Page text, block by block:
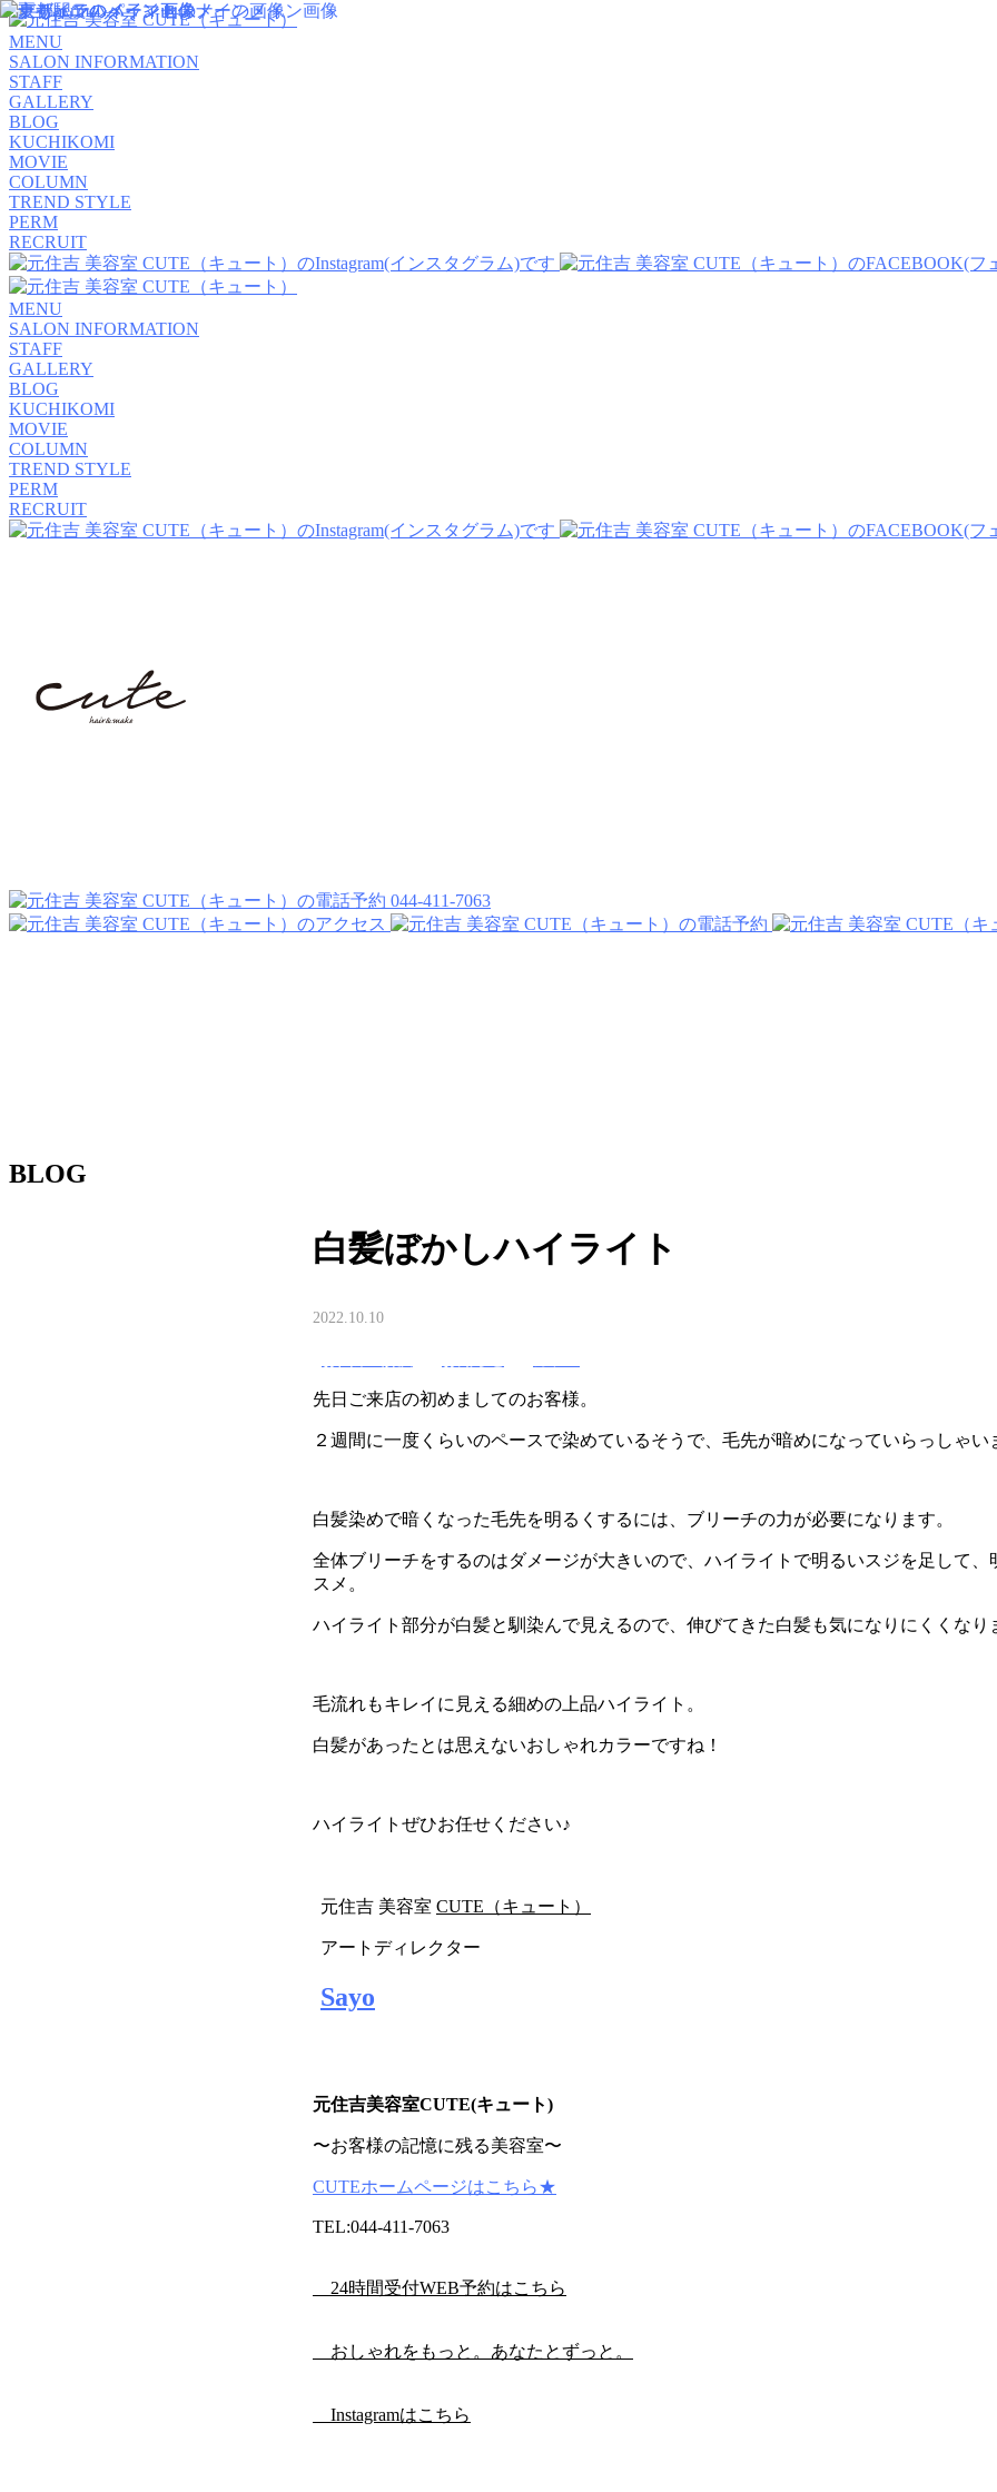
MENU
SALON INFORMATION
STAFF
GALLERY
BLOG
KUCHIKOMI
MOVIE
COLUMN
TREND STYLE
PERM
RECRUIT
MENU
SALON INFORMATION
STAFF
GALLERY
BLOG
KUCHIKOMI
MOVIE
COLUMN
TREND STYLE
PERM
RECRUIT
044-411-7063
BLOG
白髪ぼかしハイライト
2022.10.10
先日ご来店の初めましてのお客様。
２週間に一度くらいのペースで染めているそうで、毛先が暗めになっていらっしゃい
白髪染めで暗くなった毛先を明るくするには、ブリーチの力が必要になります。
全体ブリーチをするのはダメージが大きいので、ハイライトで明るいスジを足して、
スメ。
ハイライト部分が白髪と馴染んで見えるので、伸びてきた白髪も気になりにくくなり
毛流れもキレイに見える細めの上品ハイライト。
白髪があったとは思えないおしゃれカラーですね！
ハイライトぜひお任せください♪
元住吉 美容室 CUTE（キュート）
アートディレクター
Sayo
元住吉美容室CUTE(キュート)
〜お客様の記憶に残る美容室〜
CUTEホームページはこちら★
TEL:044-411-7063
24時間受付WEB予約はこちら
おしゃれをもっと。あなたとずっと。
Instagramはこちら